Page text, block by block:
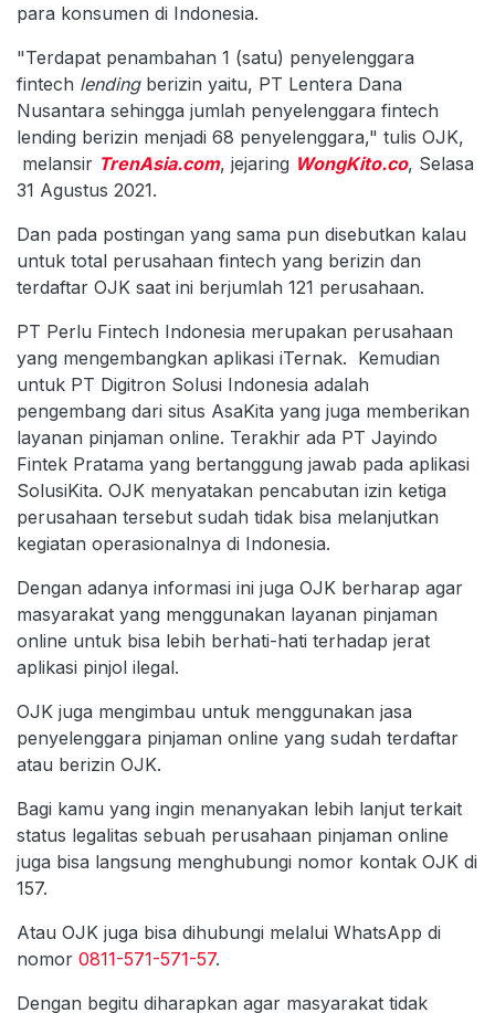
para konsumen di Indonesia.
"Terdapat penambahan 1 (satu) penyelenggara
fintech lendingberizin yaitu, PT Lentera Dana
Nusantara sehingga jumlah penyelenggara fintech
lending berizin menjadi 68 penyelenggara," tulis OJK,
melansir TrenAsia.com, jejaring WongKito.co, Selasa
31 Agustus 2021.
Dan pada postingan yang sama pun disebutkan kalau
untuk total perusahaan fintech yang berizin dan
terdaftar OJK saat ini berjumlah 121 perusahaan.
PT Perlu Fintech Indonesia merupakan perusahaan
yang mengembangkan aplikasi iTernak. Kemudian
untuk PT Digitron Solusi Indonesia adalah
pengembang dari situs AsaKita yang juga memberikan
layanan pinjaman online. Terakhir ada PT Jayindo
Fintek Pratama yang bertanggung jawab pada aplikasi
SolusiKita. OJK menyatakan pencabutan izin ketiga
perusahaan tersebut sudah tidak bisa melanjutkan
kegiatan operasionalnya di Indonesia.
Dengan adanya informasi ini juga OJK berharap agar
masyarakat yang menggunakan layanan pinjaman
online untuk bisa lebih berhati-hati terhadap jerat
aplikasi pinjol ilegal.
OJK juga mengimbau untuk menggunakan jasa
penyelenggara pinjaman online yang sudah terdaftar
atau berizin OJK.
Bagi kamu yang ingin menanyakan lebih lanjut terkait
status legalitas sebuah perusahaan pinjaman online
juga bisa langsung menghubungi nomor kontak OJK di
157.
Atau OJK juga bisa dihubungi melalui WhatsApp di
nomor 0811-571-571-57.
Dengan begitu diharapkan agar masyarakat tidak